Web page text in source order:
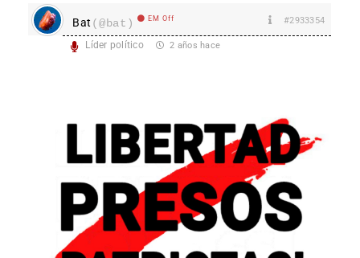
Bat (@bat) EM Off #2933354
Líder político 2 años hace